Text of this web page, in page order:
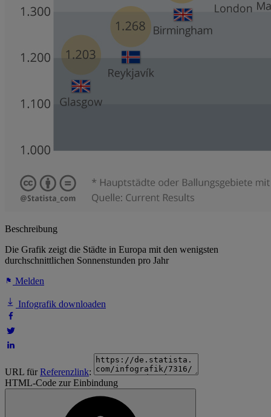
Beschreibung
Die Grafik zeigt die Städte in Europa mit den wenigsten
durchschnittlichen Sonnenstunden pro Jahr
Melden
Infografik downloaden
URL fürReferenzlink:
HTML-Code zur Einbindung